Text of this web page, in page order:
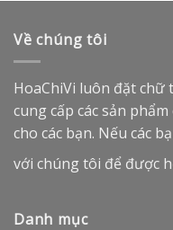
Về chúng tôi
HoaChiVi luôn đặt chữ
cung cấp các sản
cho các bạn. Nếu các
với chúng tôi để được
Danh mục